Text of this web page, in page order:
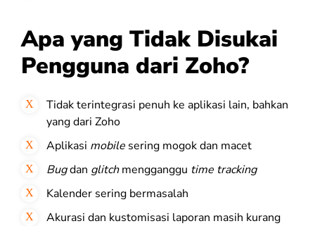
Apa yang Tidak Disukai
Pengguna dari Zoho?
Tidak terintegrasi penuh ke aplikasi lain, bahkan
yang dari Zoho
Aplikasi mobile sering mogok dan macet
Bugdan glitchmengganggu time tracking
Kalender sering bermasalah
Akurasi dan kustomisasi laporan masih kurang